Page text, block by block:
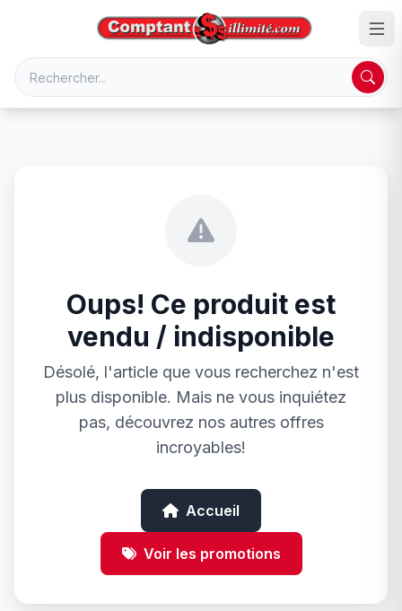
Oups! Ce produit est
vendu / indisponible
Désolé, l'article que vous recherchez n'est
plus disponible. Mais ne vous inquiétez
pas, découvrez nos autres offres
incroyables!
Accueil
Voir les promotions